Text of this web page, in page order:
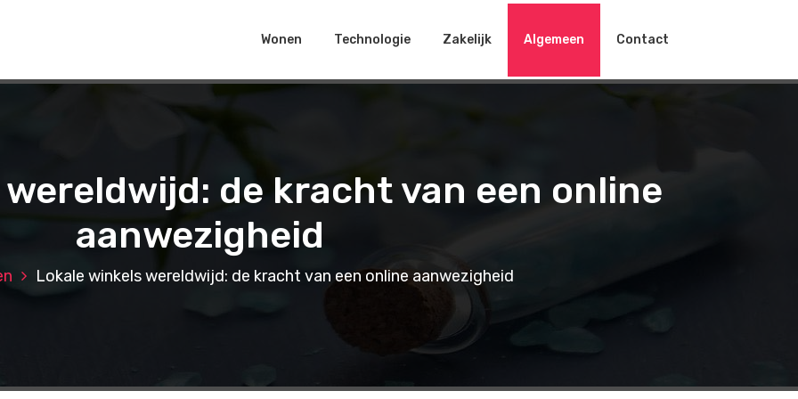
Wonen Technologie Zakelijk Algemeen Contact
de kracht van een online
aanwezigheid
Lokale winkels wereldwijd: de kracht van een online aanwezigheid